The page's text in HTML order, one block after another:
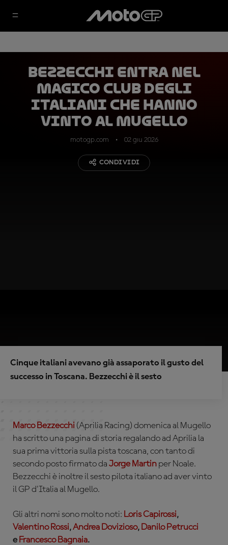
Bezzecchi entra nel
magico club degli
italiani che hanno
vinto al Mugello
motogp.com 02 giu 2026
CONDIVIDI
Cinque italiani avevano già assaporato il gusto del
successo in Toscana. Bezzecchi è il sesto
Marco Bezzecchi (Aprilia Racing) domenica al Mugello
ha scritto una pagina di storia regalando ad Aprilia la
sua prima vittoria sulla pista toscana, con tanto di
secondo posto firmato da Jorge Martin per Noale.
Bezzecchi è inoltre il sesto pilota italiano ad aver vinto
il GP d'Italia al Mugello.
Gli altri nomi sono molto noti: Loris Capirossi,
Valentino Rossi,Andrea Dovizioso, Danilo Petrucci
e Francesco Bagnaia.